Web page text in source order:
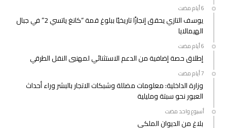
يوسف التازي يحقق إنجازًا تاريخيًا ببلوغ قمة “كانغ ياتسي 2” في جبال
الهيمالايا
إطلاق حصة إضافية من الدعم الاستثنائي لمهنيي النقل الطرقي
وزارة الداخلية: معلومات مضللة وشبكات الاتجار بالبشر وراء أحداث
العبور نحو سبتة ومليلية
‫‫‫‏‫أسبوع واحد مضت‬
بلاغ من الديوان الملكي